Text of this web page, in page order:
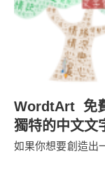
WordtArt 免
獨特的中文文
如果你想要創造出